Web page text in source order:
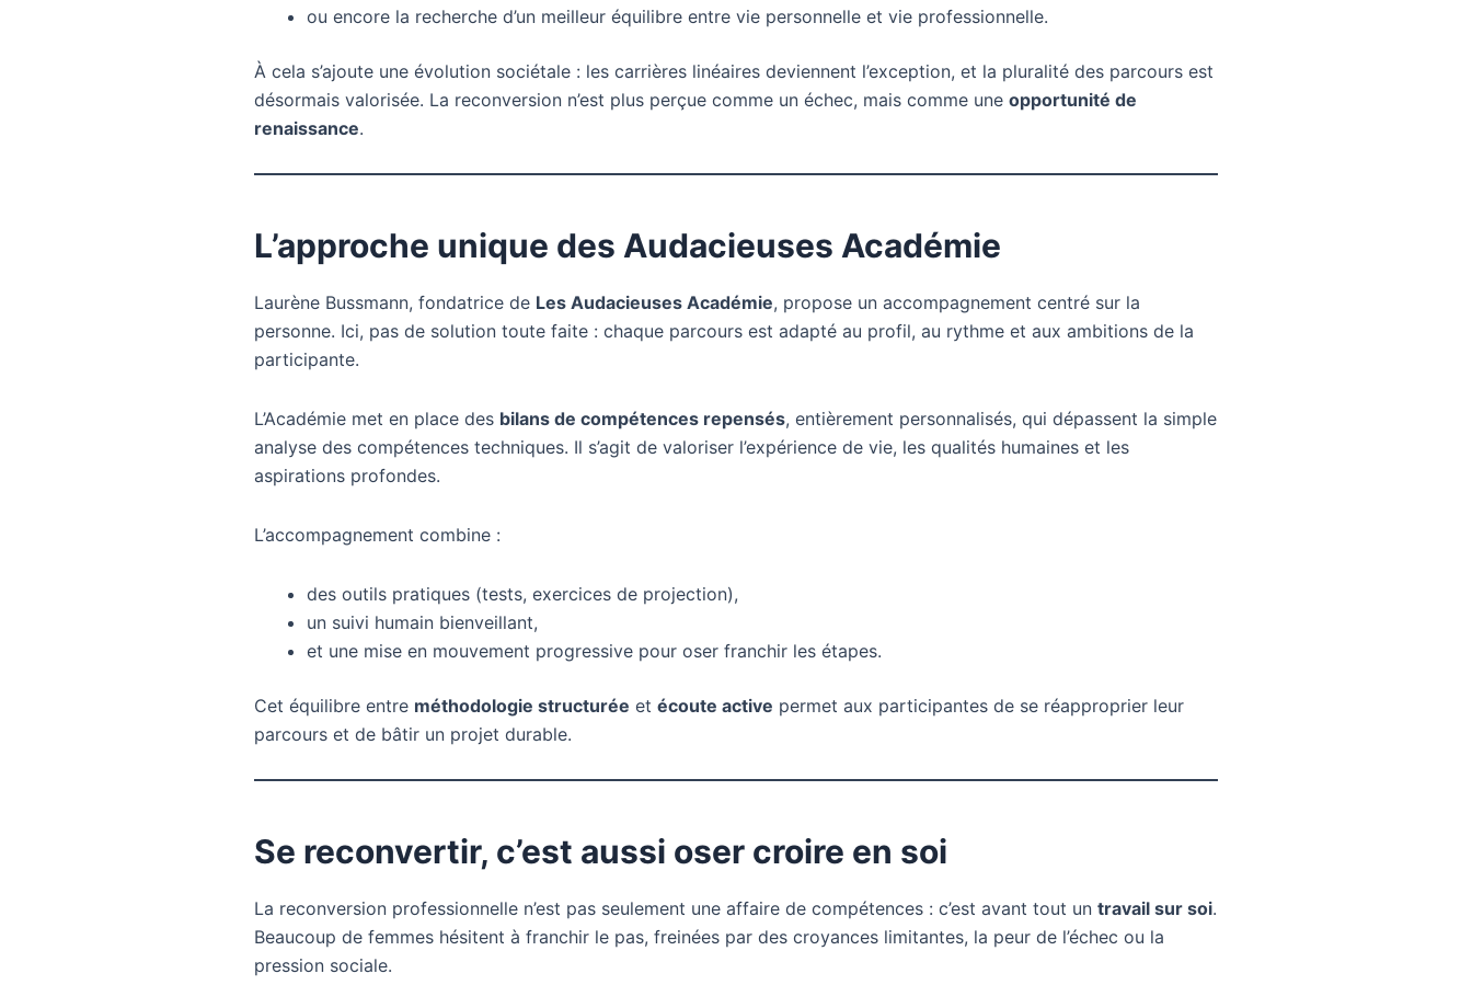
ou encore la recherche d’un meilleur équilibre entre vie personnelle et vie professionnelle.
À cela s’ajoute une évolution sociétale : les carrières linéaires deviennent l’exception, et la pluralité des parcours est
désormais valorisée. La reconversion n’est plus perçue comme un échec, mais comme une opportunité de
renaissance.
L’approche unique des Audacieuses Académie
Laurène Bussmann, fondatrice de Les Audacieuses Académie, propose un accompagnement centré sur la
personne. Ici, pas de solution toute faite : chaque parcours est adapté au profil, au rythme et aux ambitions de la
participante.
L’Académie met en place des bilans de compétences repensés, entièrement personnalisés, qui dépassent la simple
analyse des compétences techniques. Il s’agit de valoriser l’expérience de vie, les qualités humaines et les
aspirations profondes.
L’accompagnement combine :
des outils pratiques (tests, exercices de projection),
un suivi humain bienveillant,
et une mise en mouvement progressive pour oser franchir les étapes.
Cet équilibre entre méthodologie structurée et écoute active permet aux participantes de se réapproprier leur
parcours et de bâtir un projet durable.
Se reconvertir, c’est aussi oser croire en soi
La reconversion professionnelle n’est pas seulement une affaire de compétences : c’est avant tout un travail sur soi.
Beaucoup de femmes hésitent à franchir le pas, freinées par des croyances limitantes, la peur de l’échec ou la
pression sociale.